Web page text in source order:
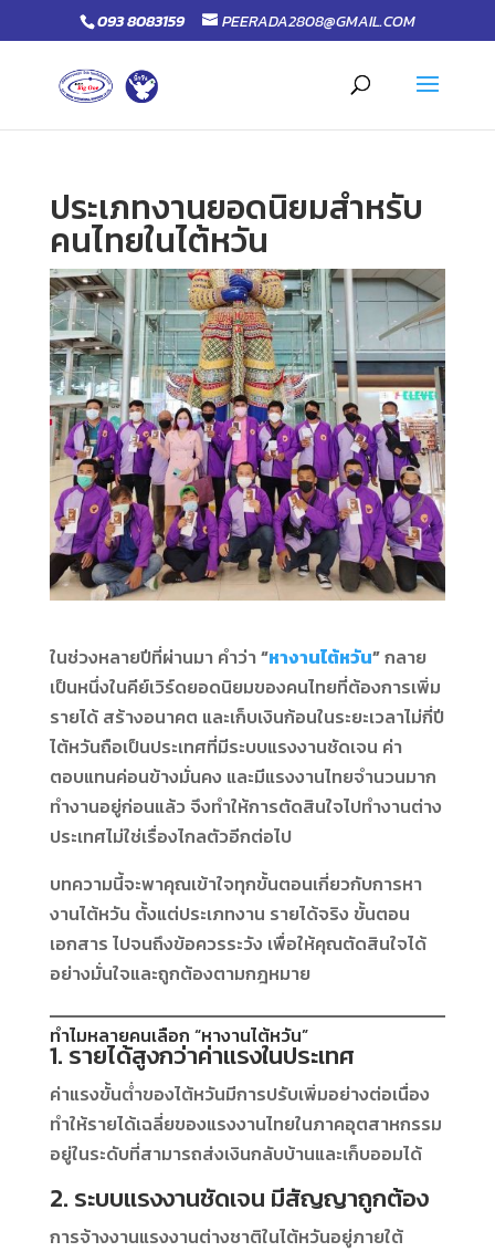
093 8083159 PEERADA2808@GMAIL.COM
ประเภทงานยอดนิยมสำหรับ
คนไทยในไต้หวัน
ในช่วงหลายปีที่ผ่านมา คำว่า“หางานไต้หวัน”กลาย
เป็นหนึ่งในคีย์เวิร์ดยอดนิยมของคนไทยที่ต้องการเพิ่ม
รายได้ สร้างอนาคต และเก็บเงินก้อนในระยะเวลาไม่กี่ปี
ไต้หวันถือเป็นประเทศที่มีระบบแรงงานชัดเจน ค่า
ตอบแทนค่อนข้างมั่นคง และมีแรงงานไทยจำนวนมาก
ทำงานอยู่ก่อนแล้ว จึงทำให้การตัดสินใจไปทำงานต่าง
ประเทศไม่ใช่เรื่องไกลตัวอีกต่อไป
บทความนี้จะพาคุณเข้าใจทุกขั้นตอนเกี่ยวกับการหา
งานไต้หวัน ตั้งแต่ประเภทงาน รายได้จริง ขั้นตอน
เอกสาร ไปจนถึงข้อควรระวัง เพื่อให้คุณตัดสินใจได้
อย่างมั่นใจและถูกต้องตามกฎหมาย
ทำไมหลายคนเลือก “หางานไต้หวัน”
1. รายได้สูงกว่าค่าแรงในประเทศ
ค่าแรงขั้นต่ำของไต้หวันมีการปรับเพิ่มอย่างต่อเนื่อง
ทำให้รายได้เฉลี่ยของแรงงานไทยในภาคอุตสาหกรรม
อยู่ในระดับที่สามารถส่งเงินกลับบ้านและเก็บออมได้
2. ระบบแรงงานชัดเจน มีสัญญาถูกต้อง
การจ้างงานแรงงานต่างชาติในไต้หวันอยู่ภายใต้